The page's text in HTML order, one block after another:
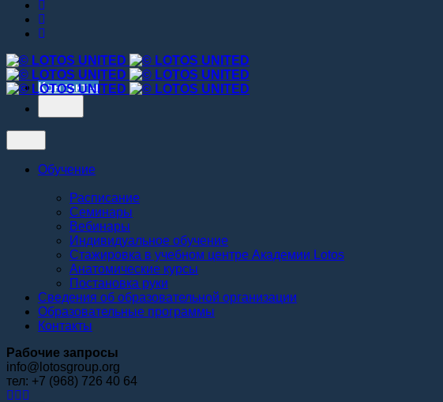
Контакты
Обучение
Расписание
Семинары
Вебинары
Индивидуальное обучение
Стажировка в учебном центре Академии Lotos
Анатомические курсы
Постановка руки
Сведения об образовательной организации
Образовательные программы
Контакты
Рабочие запросы
info@lotosgroup.org
тел: +7 (968) 726 40 64